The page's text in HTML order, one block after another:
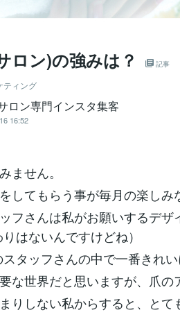
ロン)の強みは？ 記事
ティング
ロン専門インスタ集客
16:52
ません。
してもらう事が毎月の楽しみ
フさんは私がお願いするデ
はないんですけどね）
スタッフさんの中で一番きれい
な世界だと思いますが、爪
りしない私からすると、と